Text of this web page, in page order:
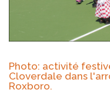
Photo: activité
Cloverdale dans
Roxboro.